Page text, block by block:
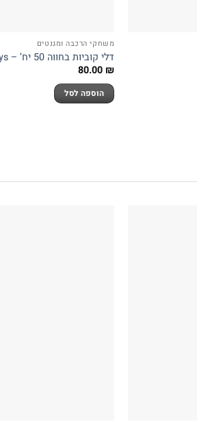
משחקי הרכבה ומגנטים
דלי קוביות בחווה 50 יח’ – Pit Toys
80.00 ₪
הוספה לסל